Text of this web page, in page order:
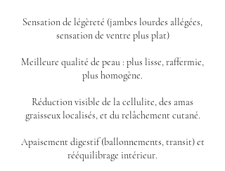
Sensation de légèreté (jambes lourdes allégées,
sensation de ventre plus plat)
Meilleure qualité de peau : plus lisse, raffermie,
plus homogène.
Réduction visible de la cellulite, des amas
graisseux localisés, et du relâchement cutané.
Apaisement digestif (ballonnements, transit) et
rééquilibrage intérieur.